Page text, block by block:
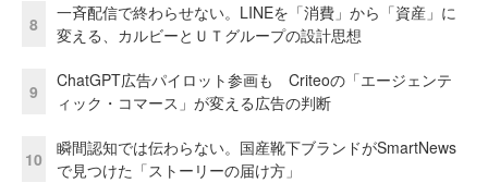
8
一斉配信で終わらせない。LINEを「消費」から「資産」に
変える、カルビーとＵＴグループの設計思想
9
ChatGPT広告パイロット参画も Criteoの「エージェンテ
ィック・コマース」が変える広告の判断
10
瞬間認知では伝わらない。国産靴下ブランドがSmartNews
で見つけた「ストーリーの届け方」